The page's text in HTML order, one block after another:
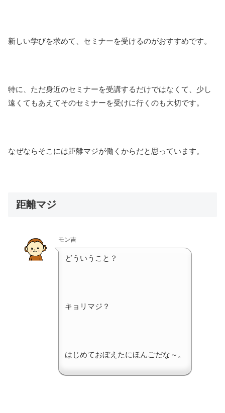
新しい学びを求めて、セミナーを受けるのがおすすめです。
特に、ただ身近のセミナーを受講するだけではなくて、少し
遠くてもあえてそのセミナーを受けに行くのも大切です。
なぜならそこには距離マジが働くからだと思っています。
距離マジ
モン吉
どういうこと？
キョリマジ？
はじめておぼえたにほんごだな～。